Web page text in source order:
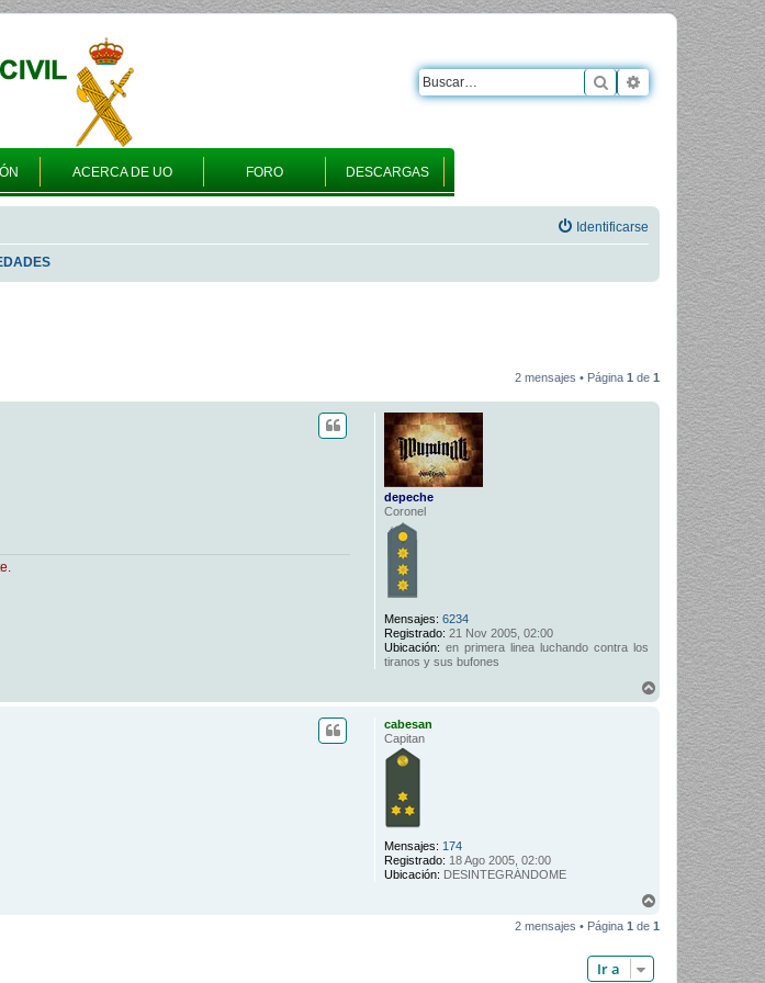
ACERCA DE UO FORO DESCARGAS
Buscar Búsqueda
Identificarse
2 mensajes • Página 1 de 1
depeche
Coronel
Mensajes: 6234
Registrado: 21 Nov 2005, 02:00
Ubicación: en primera linea luchando contra los
tiranos y sus bufones
cabesan
Capitan
Mensajes: 174
Registrado: 18 Ago 2005, 02:00
Ubicación: DESINTEGRÁNDOME
r
2 mensajes • Página 1 de 1
Ir a